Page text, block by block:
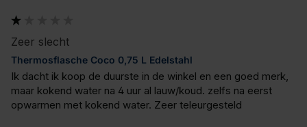
Zeer slecht
Thermosflasche Coco 0,75 L Edelstahl
Ik dacht ik koop de duurste in de winkel en een goed merk,
maar kokend water na 4 uur al lauw/koud. zelfs na eerst
opwarmen met kokend water. Zeer teleurgesteld